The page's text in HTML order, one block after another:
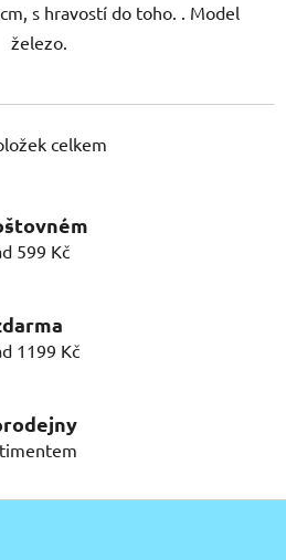
s hravostí do toho. . Model
železo.
O
á
d
í
p
k
y
ý
celkem
599 Kč
1199 Kč